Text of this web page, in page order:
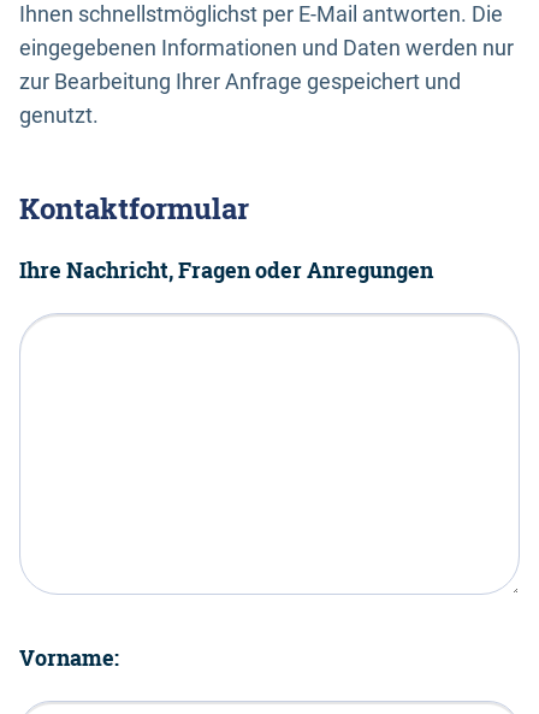
Ihnen schnellstmöglichst per E-Mail antworten. Die
eingegebenen Informationen und Daten werden nur
zur Bearbeitung Ihrer Anfrage gespeichert und
genutzt.
Kontaktformular
Ihre Nachricht, Fragen oder Anregungen
Vorname: